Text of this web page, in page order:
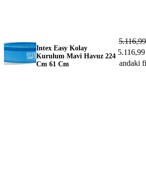
Intex Easy Kolay
Kurulum Mavi Havuz 224
Cm 61 Cm
andaki